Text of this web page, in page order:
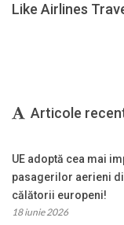
Like Airlines
Articole
UE adoptă cea mai
pasagerilor aerieni
călătorii europeni!
18 iunie 2026